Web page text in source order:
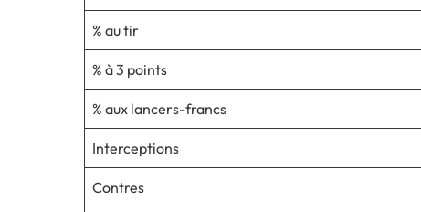
% au tir
% à 3 points
% aux lancers-francs
Interceptions
Contres